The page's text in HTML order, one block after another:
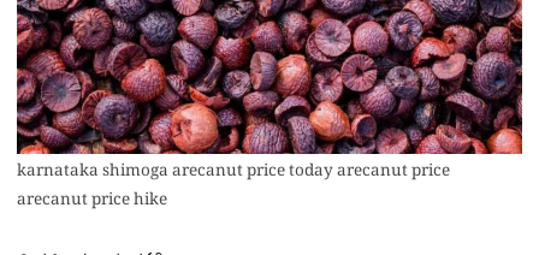
karnataka shimoga arecanut price today arecanut price
arecanut price hike